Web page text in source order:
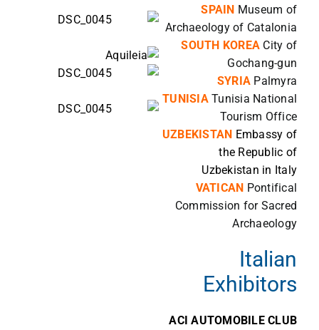
SPAIN Museum of
Archaeology of Catalonia
SOUTH KOREA City of
Gochang-gun
SYRIA Palmyra
TUNISIATunisia National
Tourism Office
UZBEKISTAN Embassy of
the Republic of
Uzbekistan in Italy
VATICAN Pontifical
Commission for Sacred
Archaeology
Italian
Exhibitors
ACIAUTOMOBILECLUB